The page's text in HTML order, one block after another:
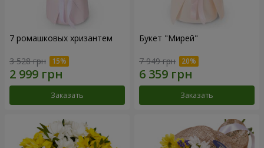
7 ромашковых хризантем
3 528 грн
Заказать
Букет "Мирей"
7 949 грн
Заказать